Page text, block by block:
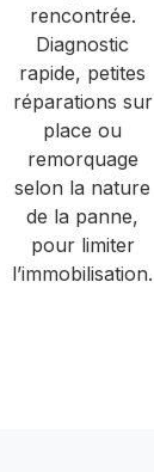
rencontrée.
Diagnostic
rapide, petites
réparations sur
place ou
remorquage
selon la nature
de la panne,
pour limiter
l’immobilisation.